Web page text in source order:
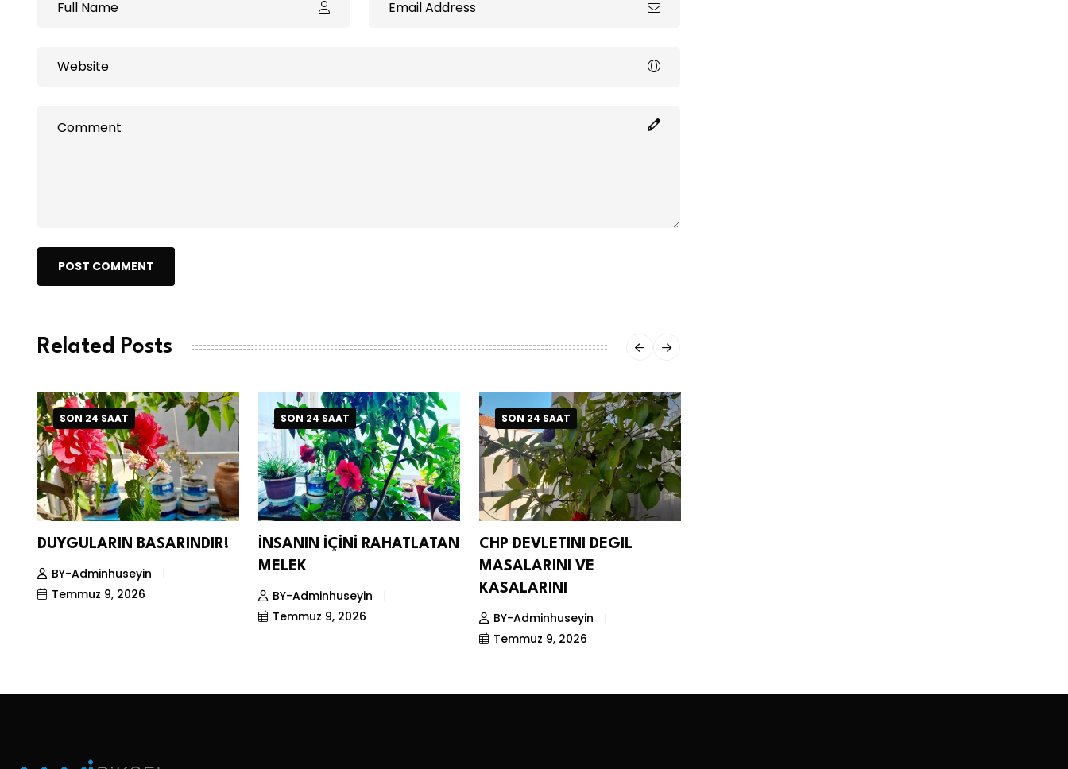
POST COMMENT
Related Posts
SON 24 SAAT
DUYGULARIN BASARINDIR!
BY-Adminhuseyin
Temmuz 9, 2026
SON 24 SAAT
İNSANIN İÇİNİ RAHATLATAN
MELEK
BY-Adminhuseyin
Temmuz 9, 2026
SON 24 SAAT
CHP DEVLETINI DEGIL
MASALARINI VE
KASALARINI
BY-Adminhuseyin
Temmuz 9, 2026